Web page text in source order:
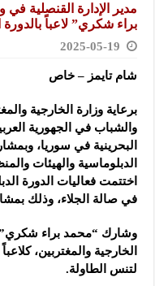
مدير الإدارة القنصلية
براء شكري” لاعباً
2025-05-19
شام تايمز – خاص
برعاية وزارة الخارجية
والشباب في الجهورية
البحرينية في سوريا،
الدبلوماسية والهيئات
اختتمت فعاليات الدورة
في صالة الجلاء، وذلك بمشاركة أكثر
وشارك “محمد براء شكري”
الخارجية والمغتربين،
لتنس الطاولة.